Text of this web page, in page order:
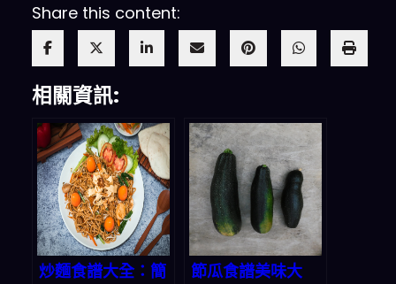
Share this content:
相關資訊:
炒麵食譜大全：簡
節瓜食譜美味大